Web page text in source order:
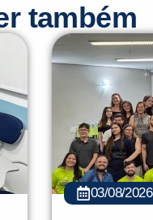
também
03/08/2026